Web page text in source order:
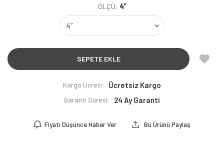
ÖLÇÜ: 4”
SEPETE EKLE
Kargo Ücreti: Ücretsiz Kargo
Garanti Süresi: 24 Ay Garanti
Fiyatı Düşünce Haber Ver Bu Ürünü Paylaş